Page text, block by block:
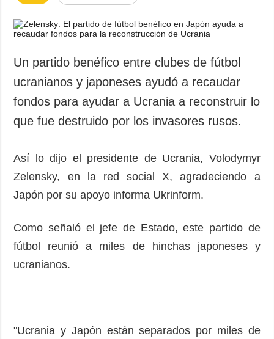
Economía
Defensa
Cultura
Deportes
Crimen
Desastres y
privacidad y
protección de
ADICIONAL
Podcasts
Publicaciones
Fotos
SERVICIOS
Suscripción
Banco de
Un partido benéfico entre clubes de fútbol
ucranianos y japoneses ayudó a recaudar
fondos para ayudar a Ucrania a reconstruir lo
que fue destruido por los invasores rusos.
Así lo dijo el presidente de Ucrania, Volodymyr
Zelensky, en la red social X, agradeciendo a
Japón por su apoyo informa Ukrinform.
Como señaló el jefe de Estado, este partido de
fútbol reunió a miles de hinchas japoneses y
ucranianos.
"Ucrania y Japón están separados por miles de